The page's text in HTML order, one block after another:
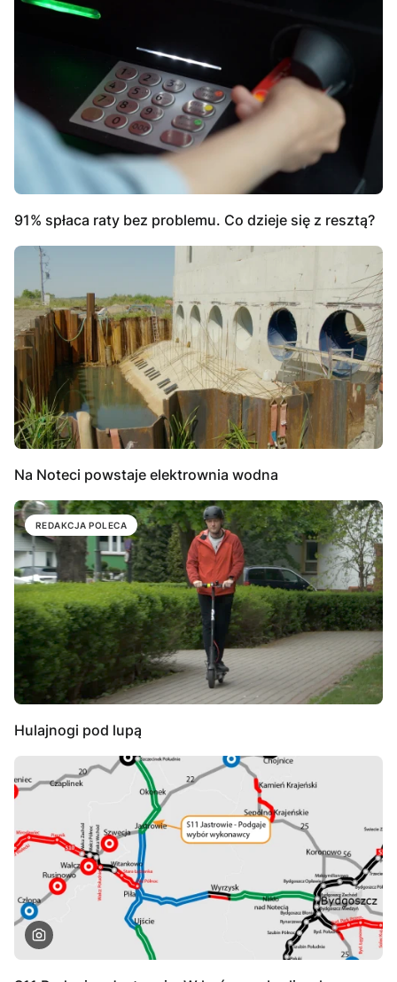
91% spłaca raty bez problemu. Co dzieje się z resztą?
Na Noteci powstaje elektrownia wodna
REDAKCJA POLECA
Hulajnogi pod lupą